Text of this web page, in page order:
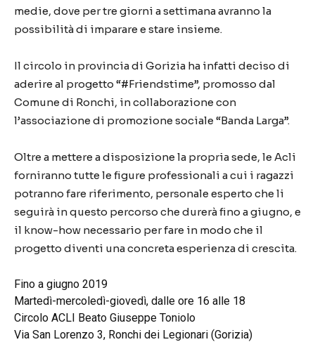
medie, dove per tre giorni a settimana avranno la
possibilità di imparare e stare insieme.
Il circolo in provincia di Gorizia ha infatti deciso di
aderire al progetto “#Friendstime”, promosso dal
Comune di Ronchi, in collaborazione con
l’associazione di promozione sociale “Banda Larga”.
Oltre a mettere a disposizione la propria sede, le Acli
forniranno tutte le figure professionali a cui i ragazzi
potranno fare riferimento, personale esperto che li
seguirà in questo percorso che durerà fino a giugno, e
il know-how necessario per fare in modo che il
progetto diventi una concreta esperienza di crescita.
Fino a giugno 2019
Martedì-mercoledì-giovedì, dalle ore 16 alle 18
Circolo ACLI Beato Giuseppe Toniolo
Via San Lorenzo 3, Ronchi dei Legionari (Gorizia)